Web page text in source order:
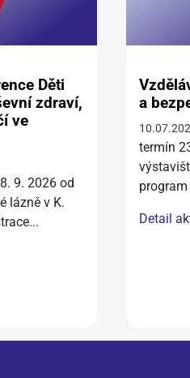
Děti
zdraví,
ve
9. 2026 od
lázně v K.
...
a
termín
Detail